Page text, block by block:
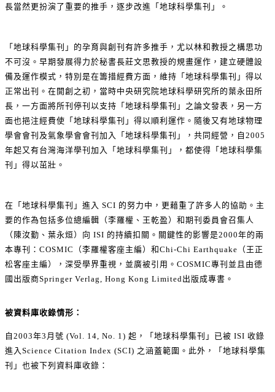
長當然更扮演了重要的推手，逐步改進「地球科學集刊」。
「地球科學集刊」的孕育與創刊有許多推手，尤以林和教授之構思功
不可沒。早期發展得力於秘書長莊文思教授的規畫運作，建立硬體設
備及運作模式，特別是在籌措經費方面，維持「地球科學集刊」得以
正常出刊。在開創之初，當時中央研究院地球科學研究所的葉永田所
長，一方面將所刊停刊以支持「地球科學集刊」之論文發表，另一方
面也挹注經費使「地球科學集刊」得以順利運作。隨後又有地球物理
學會會刊及氣象學會會刊加入「地球科學集刊」，共同經營，自2005
年起又有台灣海洋學刊加入「地球科學集刊」，都使得「地球科學集
刊」得以茁壯。
在「地球科學集刊」進入 SCI 的努力中，更藉重了許多人的協助。主
要的作為包括多位總編輯（李羅權、王乾盈）和期刊委員會召集人
（陳汝勤、葉永烜）向 ISI 的持續扣關。關鍵性的影響是2000年的兩
本專刊：COSMIC（李羅權客座主編）和Chi-Chi Earthquake（王正
松客座主編），深受學界重視，並廣被引用。COSMIC專刊並且由德
國出版商Springer Verlag, Hong Kong Limited出版成專書。
被資料庫收錄情形：
自2003年3月號 (Vol. 14, No. 1) 起，「地球科學集刊」已被 ISI 收錄
進入Science Citation Index (SCI) 之涵蓋範圍。此外，「地球科學集
刊」也被下列資料庫收錄：